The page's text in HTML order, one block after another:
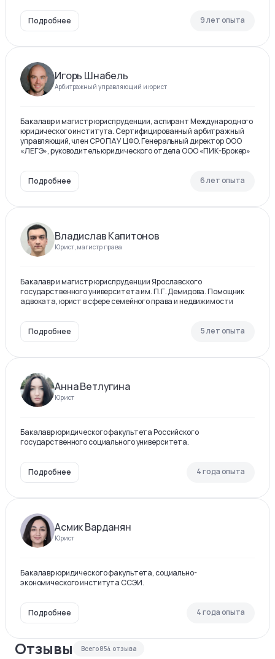
Подробнее 9 лет опыта
Игорь Шнабель
Арбитражный управляющий и юрист
Бакалавр и магистр юриспруденции, аспирант Международного
юридического института. Сертифицированный арбитражный
управляющий, член СРО ПАУ ЦФО. Генеральный директор ООО
«ЛЕГЭ», руководитель юридического отдела ООО «ПИК-Брокер»
Подробнее 6 лет опыта
Владислав Капитонов
Юрист, магистр права
Бакалавр и магистр юриспруденции Ярославского
государственного университета им. П.Г. Демидова. Помощник
адвоката, юрист в сфере семейного права и недвижимости
Подробнее 5 лет опыта
Анна Ветлугина
Юрист
Бакалавр юридического факультета Российского
государственного социального университета.
Подробнее 4 года опыта
Асмик Варданян
Юрист
Бакалавр юридического факультета, социально-
экономического института ССЭИ.
Подробнее 4 года опыта
Отзывы Всего854 отзыва